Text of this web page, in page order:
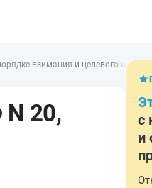
взимания и целевого
20,
с
и